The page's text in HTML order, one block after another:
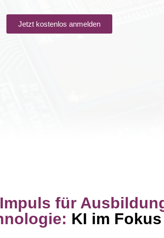
Jetzt kostenlos anmelden
für
KI im Fokus